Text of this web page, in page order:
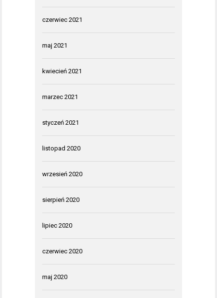
czerwiec 2021
maj 2021
kwiecień 2021
marzec 2021
styczeń 2021
listopad 2020
wrzesień 2020
sierpień 2020
lipiec 2020
czerwiec 2020
maj 2020